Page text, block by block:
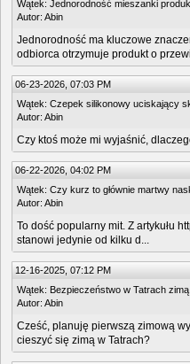
Wątek: Jednorodność mieszanki
Autor: Abin
Jednorodność ma kluczowe
odbiorca otrzymuje produkt o
06-23-2026, 07:03 PM
Wątek: Czepek silikonowy uciskający
Autor: Abin
Czy ktoś może mi wyjaśnić,
06-22-2026, 04:02 PM
Wątek: Czy kurz to głównie martwy
Autor: Abin
To dość popularny mit. Z artykułu
stanowi jedynie od kilku d...
12-16-2025, 07:12 PM
Wątek: Bezpieczeństwo w Tatrach
Autor: Abin
Cześć, planuję pierwszą zimową
cieszyć się zimą w Tatrach?